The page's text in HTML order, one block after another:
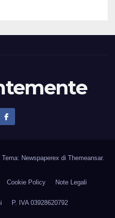
Tema: Newspaperex di Themeansar.
Cookie Policy Note Legali
P. IVA 03928620792